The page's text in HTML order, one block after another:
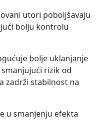
utori poboljšavaju
bolju kontrolu
bolje uklanjanje
rizik od
zadrži stabilnost na
u smanjenju efekta